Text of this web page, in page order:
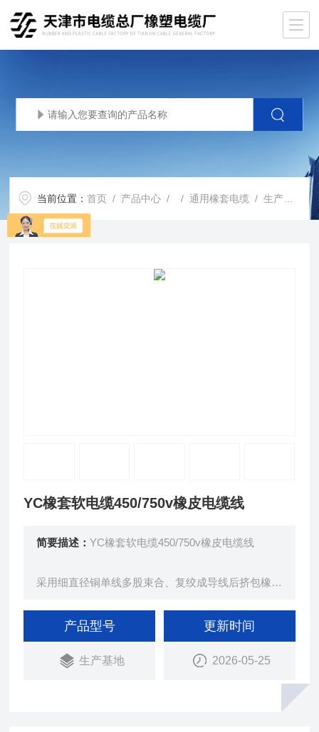
当前位置：首页 / 产品中心 / /通用橡套电缆 / 生产基地YC橡套软电缆450/750v橡皮电缆线
YC橡套软电缆450/750v橡皮电缆线
简要描述：YC橡套软电缆450/750v橡皮电缆线
采用细直径铜单线多股束合、复绞成导线后挤包橡皮
产品型号
生产基地
更新时间
2026-05-25